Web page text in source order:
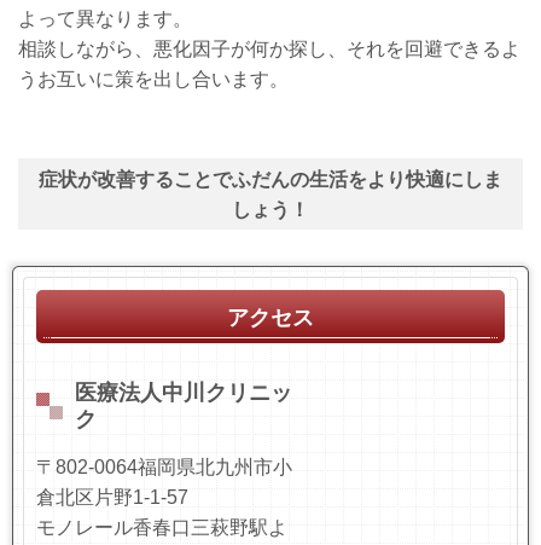
よって異なります。
相談しながら、悪化因子が何か探し、それを回避できるよ
うお互いに策を出し合います。
症状が改善することでふだんの生活をより快適にしま
しょう！
アクセス
医療法人中川クリニッ
ク
〒802-0064福岡県北九州市小
倉北区片野1-1-57
モノレール香春口三萩野駅よ